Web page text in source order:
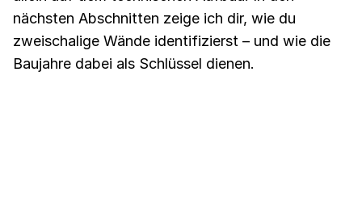
nächsten Abschnitten zeige ich dir, wie du
zweischalige Wände identifizierst – und wie die
Baujahre dabei als Schlüssel dienen.